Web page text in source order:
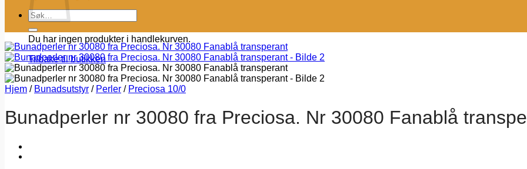
Du har ingen produkter i handlekurven.
Tilbake til butikken
Søk
etter:
Hjem / Bunadsutstyr / Perler / Preciosa 10/0
Bunadperler nr 30080 fra Preciosa. Nr 30080 Fanablå